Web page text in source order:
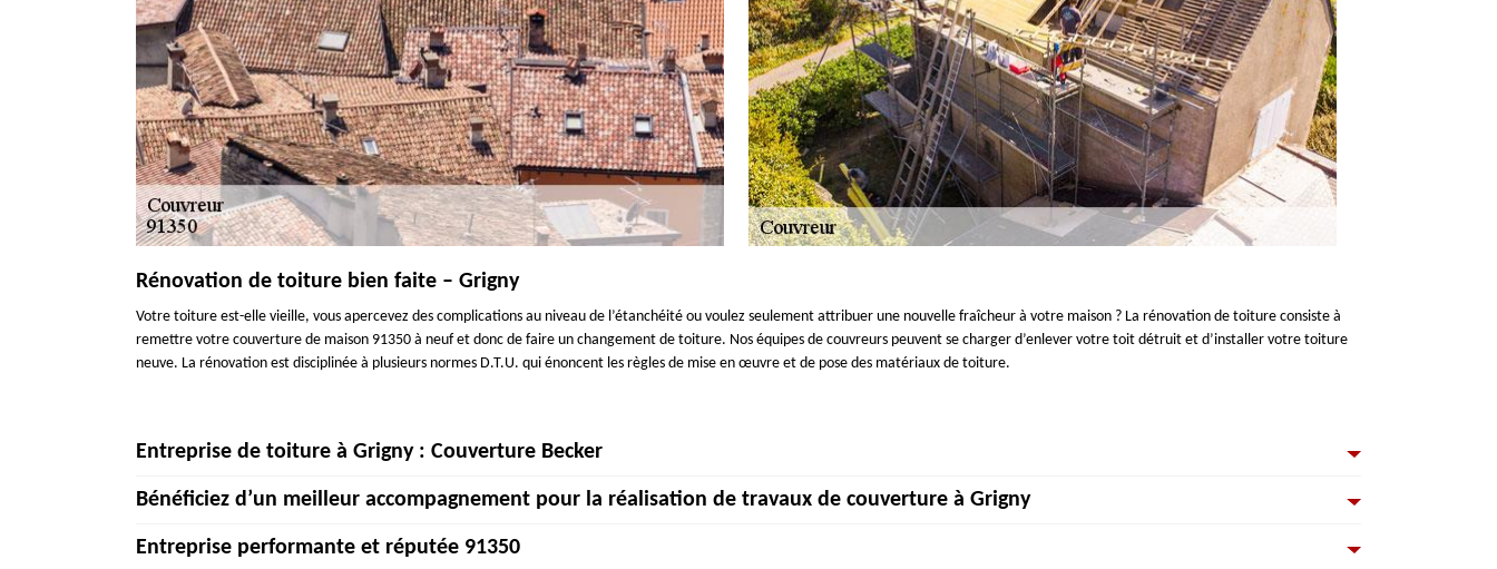
Rénovation de toiture bien faite – Grigny
Votre toiture est-elle vieille, vous apercevez des complications au niveau de l’étanchéité ou voulez seulement attribuer une nouvelle fraîcheur à votre maison ? La rénovation de toiture consiste à
remettre votre couverture de maison 91350 à neuf et donc de faire un changement de toiture. Nos équipes de couvreurs peuvent se charger d’enlever votre toit détruit et d’installer votre toiture
neuve. La rénovation est disciplinée à plusieurs normes D.T.U. qui énoncent les règles de mise en œuvre et de pose des matériaux de toiture.
Entreprise de toiture à Grigny : Couverture Becker
Vous recherchez une entreprise de toiture à Grigny et ses environs ? Couverture Becker est votre associé de confiance. Avec un équipement de qualité, mais surtout les capacités et la compétence
besoins, nous sommes en mesure de réaliser vos travaux de toiture avec réussite, professionnalisme et habileté, suivant les normes prescrites.
Bénéficiez d’un meilleur accompagnement pour la réalisation de travaux de couverture à Grigny
L’existence d’un toit fiable et étanche accompagne une vie confortable et tranquille à la maison. Couverture Becker, une entreprise de couverture qui remarque l’importance d’une bonne
Entreprise performante et réputée 91350